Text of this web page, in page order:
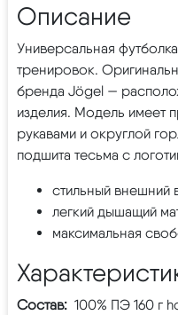
Описание
Универсальная
тренировок.
бренда Jögel —
изделия. Модель имеет
рукавами и округлой
подшита тесьма с
стильный внешний
легкий дышащий
максимальная
Состав: 100% ПЭ 160 г